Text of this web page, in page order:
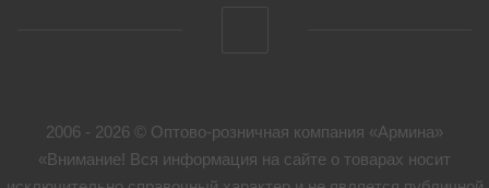
2006 - 2026 © Оптово-розничная компания «Армина»
«Внимание! Вся информация на сайте о товарах носит